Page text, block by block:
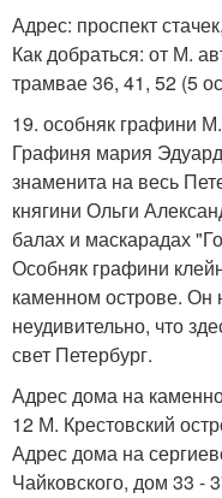
Адрес: проспект
Как добраться: от М.
трамвае 36, 41, 52 (5
19. особняк графини
Графиня мария
знаменита на весь
княгини Ольги
балах и маскарадах
Особняк графини
каменном острове. Он
неудивительно, что
свет Петербург.
Адрес дома на
12 М. Крестовский
Адрес дома на
Чайковского, дом 33 -